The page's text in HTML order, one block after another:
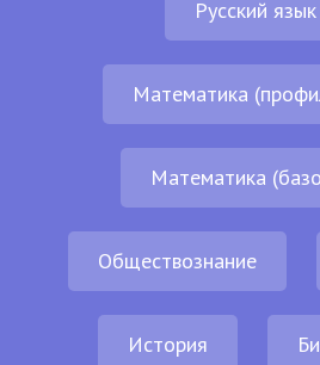
Русский язык
Математика
Математика
Обществознание
История